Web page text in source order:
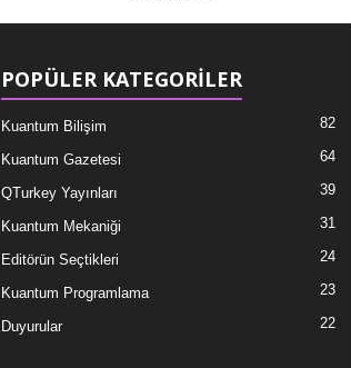
POPÜLER KATEGORİLER
Kuantum Bilişim 82
Kuantum Gazetesi 64
QTurkey Yayınları 39
Kuantum Mekaniği 31
Editörün Seçtikleri 24
Kuantum Programlama 23
Duyurular 22